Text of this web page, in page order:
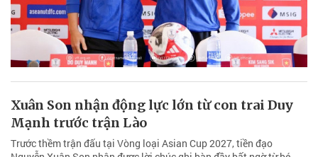
Xuân Son nhận động lực lớn từ con trai Duy
Mạnh trước trận Lào
Trước thềm trận đấu tại Vòng loại Asian Cup 2027, tiền đạo